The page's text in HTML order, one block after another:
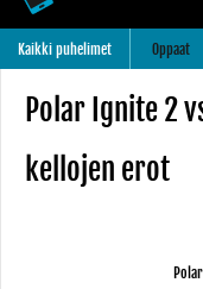
Kaikki puhelimet Oppaat
Polar Ignite 2
kellojen erot